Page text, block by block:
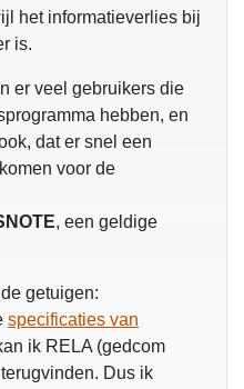
het informatieverlies bij
is.
er veel gebruikers die
hebben, en
dat er snel een
voor de
, een geldige
getuigen:
specificaties van
ik RELA (gedcom
Dus ik